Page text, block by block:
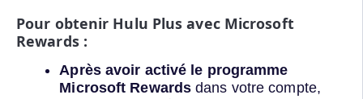
Pour obtenir Hulu Plus avec Microsoft
Rewards :
Après avoir activé le programme
Microsoft Rewards dans votre compte,